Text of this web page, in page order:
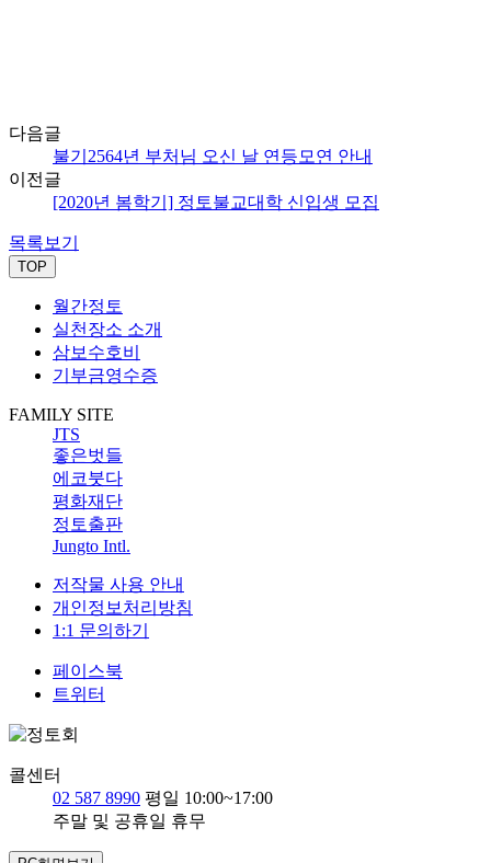
다음글
불기2564년 부처님 오신 날 연등모연 안내
이전글
[2020년 봄학기] 정토불교대학 신입생 모집
목록보기
TOP
월간정토
실천장소 소개
삼보수호비
기부금영수증
FAMILY SITE
JTS
좋은벗들
에코붓다
평화재단
정토출판
Jungto Intl.
저작물 사용 안내
개인정보처리방침
1:1 문의하기
페이스북
트위터
콜센터
02 587 8990 평일 10:00~17:00
주말 및 공휴일 휴무